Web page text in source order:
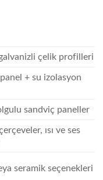
galvanizli çelik profilleri
+ su izolasyon
sandviç paneller
ısı ve ses
seramik seçenekleri